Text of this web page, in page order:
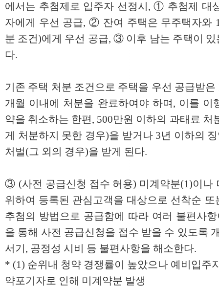
에서는 추첨제로 입주자 선정시, ① 추첨제 대
자에게 우선 공급, ② 잔여 주택은 무주택자와
분 조건)에게 우선 공급, ③ 이후 남는 주택이
다.
기존 주택 처분 조건으로 주택을 우선 공급받
개월 이내에 처분을 완료하여야 하며, 이를 이
약을 취소하는 한편, 500만원 이하의 과태료
게 처분하지 못한 경우)을 받거나 3년 이하의
처벌(그 외의 경우)을 받게 된다.
③ (사전 공급신청 접수 허용) 미계약분(1)이나
위하여 등록된 관심고객을 대상으로 선착순
추첨의 방법으로 공급함에 따라 여러 불편사
을 통해 사전 공급신청을 접수 받을 수 있도록
서기, 공정성 시비 등 불편사항을 해소한다.
* (1) 순위내 청약 경쟁률이 높았으나 예비입주
약포기자로 인해 미계약분 발생